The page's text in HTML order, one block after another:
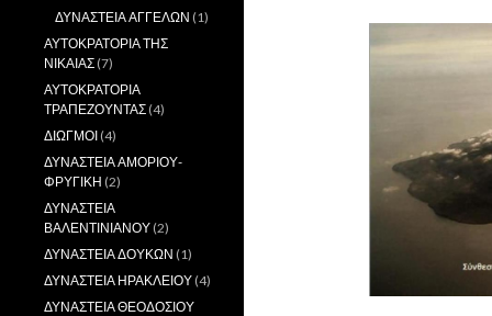
ΔΥΝΑΣΤΕΙΑ ΑΓΓΕΛΩΝ (1)
ΑΥΤΟΚΡΑΤΟΡΙΑ ΤΗΣ
ΝΙΚΑΙΑΣ (7)
ΑΥΤΟΚΡΑΤΟΡΙΑ
ΤΡΑΠΕΖΟΥΝΤΑΣ (4)
ΔΙΩΓΜΟΙ (4)
ΔΥΝΑΣΤΕΙΑ ΑΜΟΡΙΟΥ-
ΦΡΥΓΙΚΗ (2)
ΔΥΝΑΣΤΕΙΑ
ΒΑΛΕΝΤΙΝΙΑΝΟΥ (2)
ΔΥΝΑΣΤΕΙΑ ΔΟΥΚΩΝ (1)
ΔΥΝΑΣΤΕΙΑ ΗΡΑΚΛΕΙΟΥ (4)
ΔΥΝΑΣΤΕΙΑ ΘΕΟΔΟΣΙΟΥ